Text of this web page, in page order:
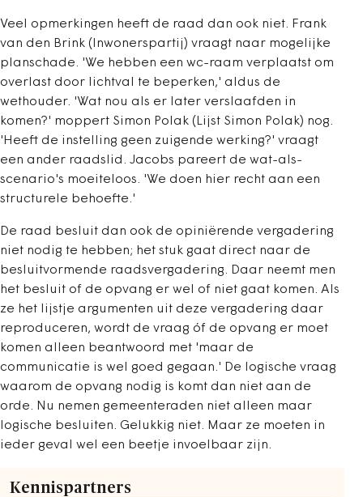
Veel opmerkingen heeft de raad dan ook niet. Frank
van den Brink (Inwonerspartij) vraagt naar mogelijke
planschade. 'We hebben een wc-raam verplaatst om
overlast door lichtval te beperken,' aldus de
wethouder. 'Wat nou als er later verslaafden in
komen?' moppert Simon Polak (Lijst Simon Polak) nog.
'Heeft de instelling geen zuigende werking?' vraagt
een ander raadslid. Jacobs pareert de wat-als-
scenario's moeiteloos. 'We doen hier recht aan een
structurele behoefte.'
De raad besluit dan ook de opiniërende vergadering
niet nodig te hebben; het stuk gaat direct naar de
besluitvormende raadsvergadering. Daar neemt men
het besluit of de opvang er wel of niet gaat komen. Als
ze het lijstje argumenten uit deze vergadering daar
reproduceren, wordt de vraag óf de opvang er moet
komen alleen beantwoord met 'maar de
communicatie is wel goed gegaan.' De logische vraag
waarom de opvang nodig is komt dan niet aan de
orde. Nu nemen gemeenteraden niet alleen maar
logische besluiten. Gelukkig niet. Maar ze moeten in
ieder geval wel een beetje invoelbaar zijn.
Kennispartners